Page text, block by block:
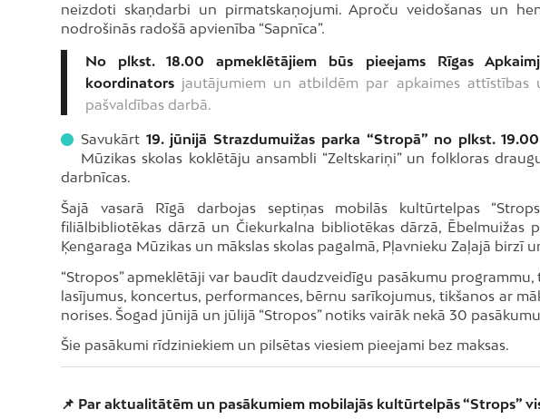
neizdoti skaņdarbi un pirmatskaņojumi. Aproču veidošanas un
nodrošinās radošā apvienība “Sapnīca”.
No plkst. 18.00 apmeklētājiem būs pieejams Rīgas
koordinators jautājumiem un atbildēm par apkaimes attīstības
pašvaldības darbā.
Savukārt 19. jūnijā Strazdumuižas parka “Stropā” no plkst. 19.00
Mūzikas skolas koklētāju ansambli “Zeltskariņi” un folkloras
darbnīcas.
Šajā vasarā Rīgā darbojas septiņas mobilās kultūrtelpas
filiālbibliotēkas dārzā un Čiekurkalna bibliotēkas dārzā, Ēbelmuižas
Ķengaraga Mūzikas un mākslas skolas pagalmā, Pļavnieku Zaļajā birzī
“Stropos” apmeklētāji var baudīt daudzveidīgu pasākumu
lasījumus, koncertus, performances, bērnu sarīkojumus, tikšanos ar
norises. Šogad jūnijā un jūlijā “Stropos” notiks vairāk nekā 30
Šie pasākumi rīdziniekiem un pilsētas viesiem pieejami bez maksas.
📌 Par aktualitātēm un pasākumiem mobilajās kultūrtelpās “Strops”